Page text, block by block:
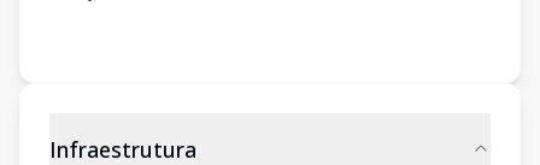
Infraestrutura